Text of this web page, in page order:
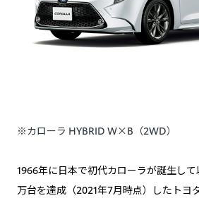
※カローラ HYBRID W×B（2WD）
1966年に日本で初代カローラが誕生し
万台を達成（2021年7月時点）したトヨ